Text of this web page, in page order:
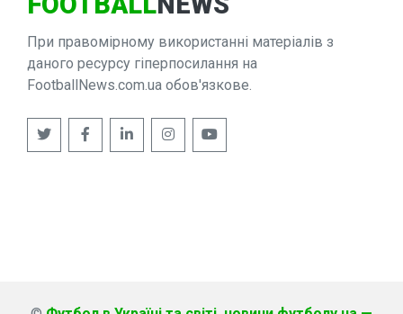
При правомірному використанні матеріалів з
даного ресурсу гіперпосилання на
FootballNews.com.ua обов'язкове.